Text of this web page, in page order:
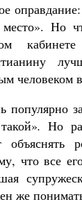
место». Но
человеком
популярно
. Но
объяснять
что все
же